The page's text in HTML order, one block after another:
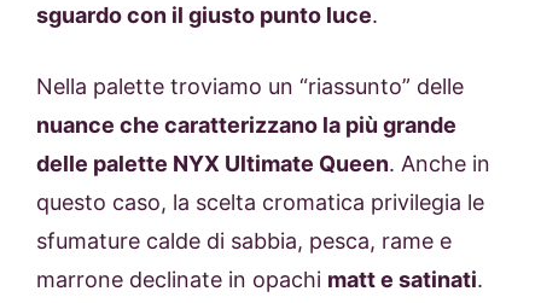
sguardo con il giusto punto luce.
Nella palette troviamo un “riassunto” delle
nuance che caratterizzano la più grande
delle palette NYX Ultimate Queen. Anche in
questo caso, la scelta cromatica privilegia le
sfumature calde di sabbia, pesca, rame e
marrone declinate in opachi matt e satinati.